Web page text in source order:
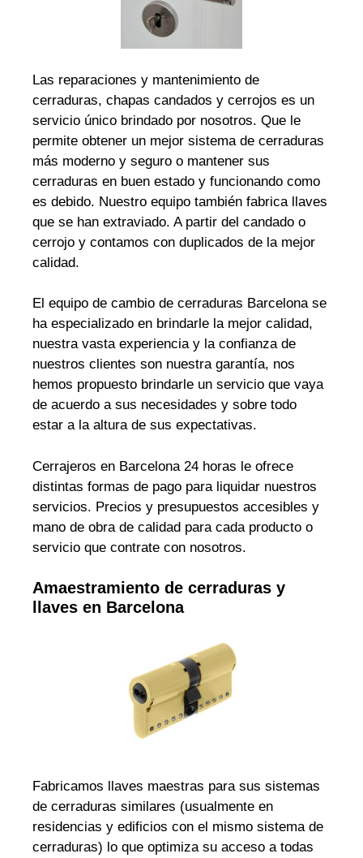
Las reparaciones y mantenimiento de
cerraduras, chapas candados y cerrojos es un
servicio único brindado por nosotros. Que le
permite obtener un mejor sistema de cerraduras
más moderno y seguro o mantener sus
cerraduras en buen estado y funcionando como
es debido. Nuestro equipo también fabrica llaves
que se han extraviado. A partir del candado o
cerrojo y contamos con duplicados de la mejor
calidad.
El equipo de cambio de cerraduras Barcelona se
ha especializado en brindarle la mejor calidad,
nuestra vasta experiencia y la confianza de
nuestros clientes son nuestra garantía, nos
hemos propuesto brindarle un servicio que vaya
de acuerdo a sus necesidades y sobre todo
estar a la altura de sus expectativas.
Cerrajeros en Barcelona 24 horas le ofrece
distintas formas de pago para liquidar nuestros
servicios. Precios y presupuestos accesibles y
mano de obra de calidad para cada producto o
servicio que contrate con nosotros.
Amaestramiento de cerraduras y
llaves en Barcelona
Fabricamos llaves maestras para sus sistemas
de cerraduras similares (usualmente en
residencias y edificios con el mismo sistema de
cerraduras) lo que optimiza su acceso a todas